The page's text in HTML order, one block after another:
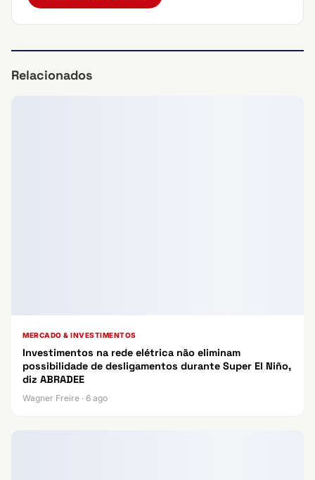
Relacionados
MERCADO & INVESTIMENTOS
Investimentos na rede elétrica não eliminam
possibilidade de desligamentos durante Super El Niño,
diz ABRADEE
Wagner Freire · 6 ago